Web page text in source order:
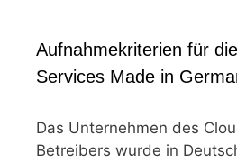
Aufnahmekriterien für
Services Made in
Das Unternehmen des
Betreibers wurde in